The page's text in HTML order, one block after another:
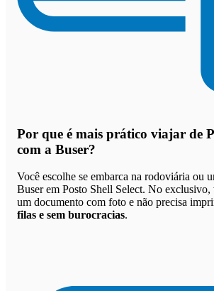
Por que é mais prático viajar de
com a Buser?
Você escolhe se embarca na rodoviária ou
Buser em Posto Shell Select. No exclusivo,
um documento com foto e não precisa
filas e sem burocracias.